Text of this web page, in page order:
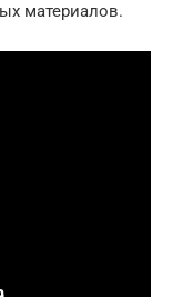
материалов.